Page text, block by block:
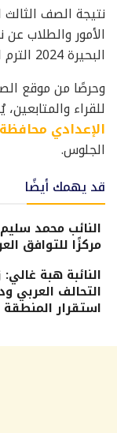
نتيجة الصف الثالث
الأمور والطلاب
البحيرة 2024 الترم الثاني.
وحرصًا من موقع
للقراء
الإعدادي محافظة
الجلوس.
قد يهمك أيضًا
النائب محمد
مركزًا للتوافق
النائبة هبة
التحالف العربي
استقرار المنطقة